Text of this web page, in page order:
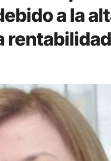
a la
rentabilidad